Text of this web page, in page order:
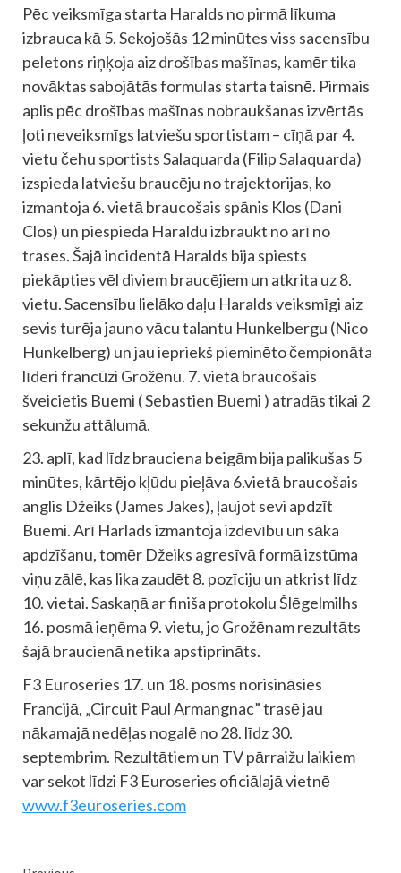
Pēc veiksmīga starta Haralds no pirmā līkuma
izbrauca kā 5. Sekojošās 12 minūtes viss sacensību
peletons riņķoja aiz drošības mašīnas, kamēr tika
novāktas sabojātās formulas starta taisnē. Pirmais
aplis pēc drošības mašīnas nobraukšanas izvērtās
ļoti neveiksmīgs latviešu sportistam – cīņā par 4.
vietu čehu sportists Salaquarda (Filip Salaquarda)
izspieda latviešu braucēju no trajektorijas, ko
izmantoja 6. vietā braucošais spānis Klos (Dani
Clos) un piespieda Haraldu izbraukt no arī no
trases. Šajā incidentā Haralds bija spiests
piekāpties vēl diviem braucējiem un atkrita uz 8.
vietu. Sacensību lielāko daļu Haralds veiksmīgi aiz
sevis turēja jauno vācu talantu Hunkelbergu (Nico
Hunkelberg) un jau iepriekš pieminēto čempionāta
līderi francūzi Grožēnu. 7. vietā braucošais
šveicietis Buemi ( Sebastien Buemi ) atradās tikai 2
sekunžu attālumā.
23. aplī, kad līdz brauciena beigām bija palikušas 5
minūtes, kārtējo kļūdu pieļāva 6.vietā braucošais
anglis Džeiks (James Jakes), ļaujot sevi apdzīt
Buemi. Arī Harlads izmantoja izdevību un sāka
apdzīšanu, tomēr Džeiks agresīvā formā izstūma
viņu zālē, kas lika zaudēt 8. pozīciju un atkrist līdz
10. vietai. Saskaņā ar finiša protokolu Šlēgelmilhs
16. posmā ieņēma 9. vietu, jo Grožēnam rezultāts
šajā braucienā netika apstiprināts.
F3 Euroseries 17. un 18. posms norisināsies
Francijā, „Circuit Paul Armangnac” trasē jau
nākamajā nedēļas nogalē no 28. līdz 30.
septembrim. Rezultātiem un TV pārraižu laikiem
var sekot līdzi F3 Euroseries oficiālajā vietnē
www.f3euroseries.com